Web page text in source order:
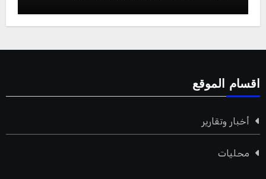
اقسام الموقع
أخبار وتقارير
محليات